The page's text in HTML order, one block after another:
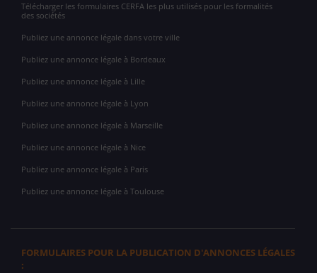
Télécharger les formulaires CERFA les plus utilisés pour les formalités
des sociétés
Publiez une annonce légale dans votre ville
Publiez une annonce légale à Bordeaux
Publiez une annonce légale à Lille
Publiez une annonce légale à Lyon
Publiez une annonce légale à Marseille
Publiez une annonce légale à Nice
Publiez une annonce légale à Paris
Publiez une annonce légale à Toulouse
FORMULAIRES POUR LA PUBLICATION D'ANNONCES LÉGALES
: